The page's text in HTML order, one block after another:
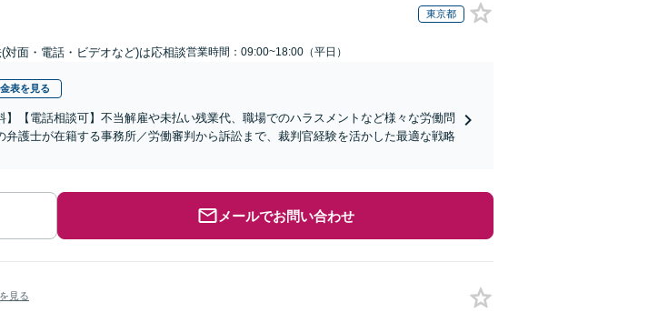
東京都
対面・電話・ビデオなど)は応相談営業時間：09:00~18:00（平日）
表を見る
】【電話相談可】不当解雇や未払い残業代、職場でのハラスメントなど様々な労働問
弁護士が在籍する事務所／労働審判から訴訟まで、裁判官経験を活かした最適な戦略
メールでお問い合わせ
見る